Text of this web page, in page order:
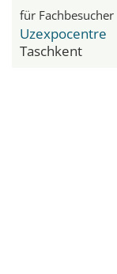
für Fachbesucher
Uzexpocentre
Taschkent